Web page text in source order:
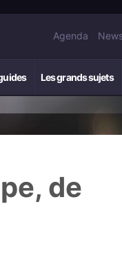
Agenda
Les grands sujets
de